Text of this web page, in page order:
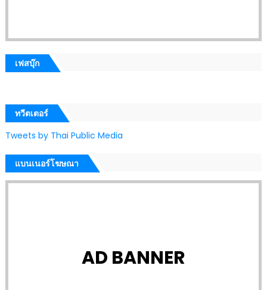
เฟสบุ๊ก
ทวีตเตอร์
Tweets by Thai Public Media
แบนเนอร์โฆษณา
AD BANNER